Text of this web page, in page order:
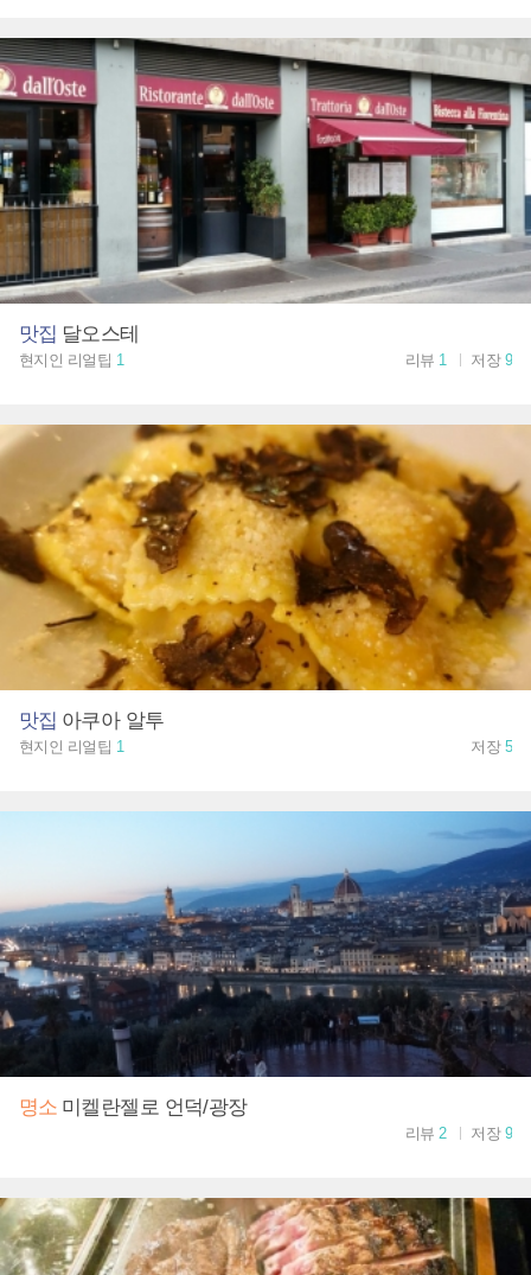
맛집 달오스테
현지인 리얼팁 1 리뷰 1 저장 9
맛집 아쿠아 알투
현지인 리얼팁 1 저장 5
명소 미켈란젤로 언덕/광장
리뷰 2 저장 9